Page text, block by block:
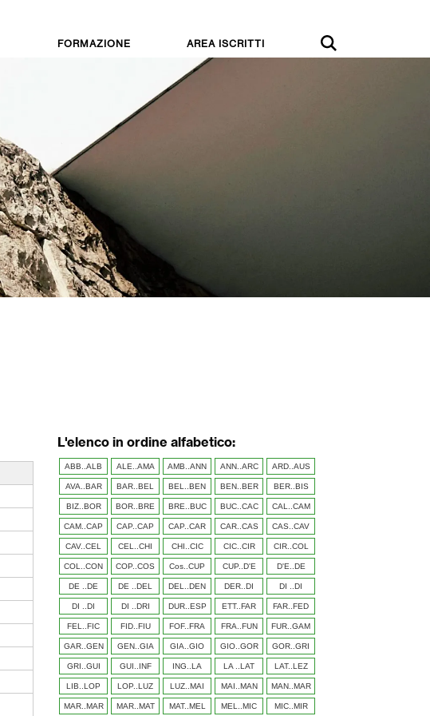
FORMAZIONE AREA ISCRITTI
L'elenco in ordine alfabetico:
ABB..ALB ALE..AMA AMB..ANN ANN..ARC ARD..AUS
AVA..BAR BAR..BEL BEL..BEN BEN..BER BER..BIS
BIZ..BOR BOR..BRE BRE..BUC BUC..CAC CAL..CAM
CAM..CAP CAP..CAP CAP..CAR CAR..CAS CAS..CAV
CAV..CEL CEL..CHI CHI..CIC CIC..CIR CIR..COL
COL..CON COP..COS Cos..CUP CUP..D'E D'E..DE
DE ..DE DE ..DEL DEL..DEN DER..DI DI ..DI
DI ..DI DI ..DRI DUR..ESP ETT..FAR FAR..FED
FEL..FIC FID..FIU FOF..FRA FRA..FUN FUR..GAM
GAR..GEN GEN..GIA GIA..GIO GIO..GOR GOR..GRI
GRI..GUI GUI..INF ING..LA LA ..LAT LAT..LEZ
LIB..LOP LOP..LUZ LUZ..MAI MAI..MAN MAN..MAR
MAR..MAR MAR..MAT MAT..MEL MEL..MIC MIC..MIR